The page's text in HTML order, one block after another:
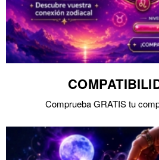
Comprueba GRATIS tu